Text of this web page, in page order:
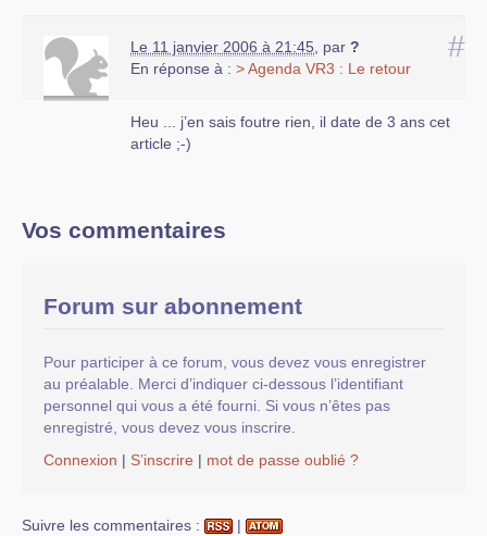
#
Le 11 janvier 2006 à 21:45 par ?
En réponse à : > Agenda VR3 : Le retour
Heu ... j’en sais foutre rien, il date de 3 ans cet
article ;-)
Vos commentaires
Forum sur abonnement
Pour participer à ce forum, vous devez vous enregistrer
au préalable. Merci d’indiquer ci-dessous l’identifiant
personnel qui vous a été fourni. Si vous n’êtes pas
enregistré, vous devez vous inscrire.
Connexion | S’inscrire | mot de passe oublié ?
Suivre les commentaires : |